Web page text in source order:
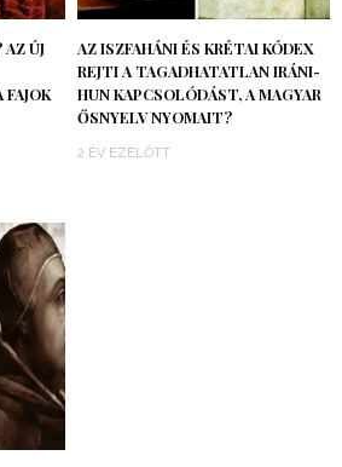
ÚJ
AZ ISZFAHÁNI ÉS KRÉTAI KÓDEX
REJTI A TAGADHATATLAN IRÁNI-
HUN KAPCSOLÓDÁST, A MAGYAR
ŐSNYELV NYOMAIT?
2 ÉV EZELŐTT